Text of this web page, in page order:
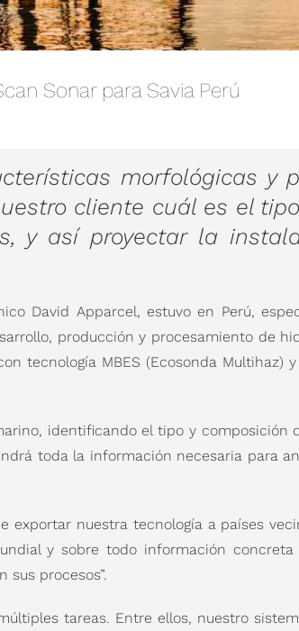
Sonar para Savia Perú
morfológicas y
cliente cuál es el
y así proyectar la
David Apparcel, estuvo en Perú,
producción y procesamiento de
tecnología MBES (Ecosonda Multihaz)
identificando el tipo y composición
toda la información necesaria para
exportar nuestra tecnología a países
y sobre todo información concreta
procesos”.
tareas. Entre ellos, nuestro